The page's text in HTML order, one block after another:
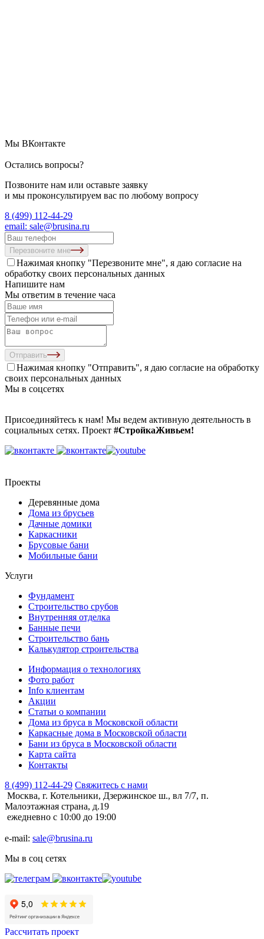
Мы ВКонтакте
Остались вопросы?
Позвоните нам или оставьте заявку
и мы проконсультируем вас по любому вопросу
8 (499) 112-44-29
email: sale@brusina.ru
Перезвоните мне
Нажимая кнопку "Перезвоните мне", я даю согласие на
обработку своих персональных данных
Напишите нам
Мы ответим в течение часа
Отправить
Нажимая кнопку "Отправить", я даю согласие на обработку
своих персональных данных
Мы в соцсетях
Присоединяйтесь к нам! Мы ведем активную деятельность в
социальных сетях. Проект #СтройкаЖивьем!
Проекты
Деревянные дома
Дома из брусьев
Дачные домики
Каркасники
Брусовые бани
Мобильные бани
Услуги
Фундамент
Строительство срубов
Внутренняя отделка
Банные печи
Строительство бань
Калькулятор строительства
Информация о технологиях
Фото работ
Info клиентам
Акции
Статьи о компании
Дома из бруса в Московской области
Каркасные дома в Московской области
Бани из бруса в Московской области
Карта сайта
Контакты
8 (499) 112-44-29 Свяжитесь с нами
Москва, г. Котельники, Дзержинское ш., вл 7/7, п.
Малоэтажная страна, д.19
ежедневно с 10:00 до 19:00
e-mail: sale@brusina.ru
Мы в соц сетях
Рассчитать проект